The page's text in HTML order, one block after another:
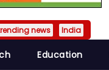
news India
Education